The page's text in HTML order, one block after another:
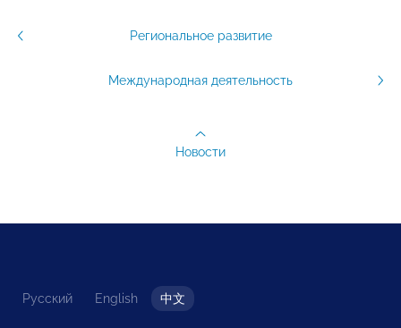
Региональное развитие
Международная деятельность
Новости
Русский English 中文